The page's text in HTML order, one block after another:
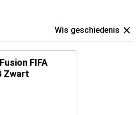
Wis geschiedenis
FIFA
Zwart